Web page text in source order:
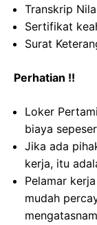
Transkrip
Sertifikat
Surat
Perhatian !!
Loker
biaya
Jika ada
kerja, itu
Pelamar
mudah